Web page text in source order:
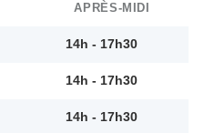
APRÈS-MIDI
14h - 17h30
14h - 17h30
14h - 17h30